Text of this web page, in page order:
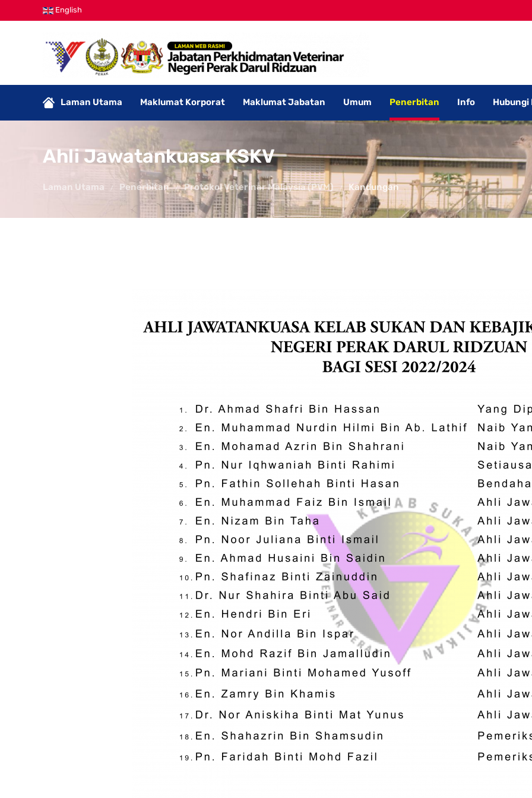
English
Laman Utama Maklumat Korporat Maklumat Jabatan Umum Penerbitan Info Hubungi
Ahli Jawatankuasa KSKV
Laman Utama Penerbitan Protokol Veterinar Malaysia (PVM) Kandungan